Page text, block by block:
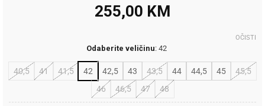
255,00 KM
Odaberite veličinu: 42
40,5 41 41,5 42 42,5 43 43,5 44 44,5 45
45,5
46
46,5 47 48
OČISTI